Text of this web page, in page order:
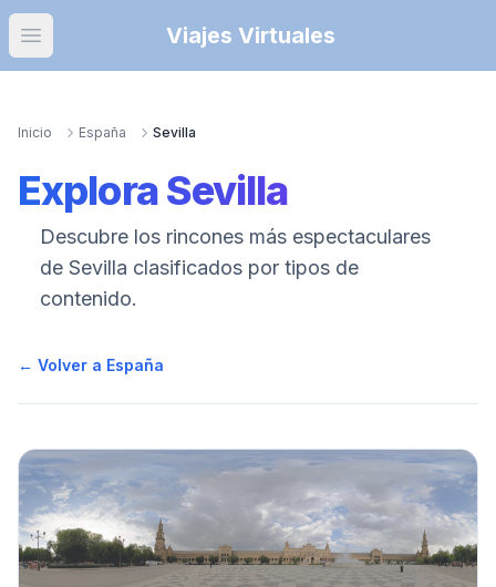
Open main menuViajes Virtuales
Inicio España Sevilla
ExploraSevilla
Descubre los rincones más espectaculares
de Sevilla clasificados por tipos de
contenido.
← Volver a España